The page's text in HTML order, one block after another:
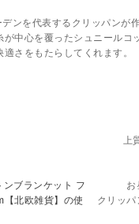
ンを代表するクリッパンが
中心を覆ったシュニールコ
さをもたらしてくれます。
上
お
クリッ